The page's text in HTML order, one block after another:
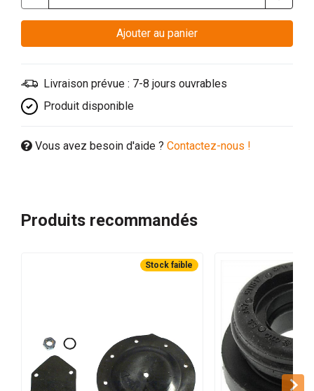
Ajouter au panier
Livraison prévue : 7-8 jours ouvrables
Produit disponible
Vous avez besoin d'aide ? Contactez-nous !
Produits recommandés
Stock faible